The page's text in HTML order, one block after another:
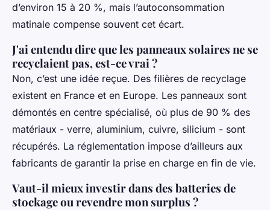
d’environ 15 à 20 %, mais l’autoconsommation
matinale compense souvent cet écart.
J'ai entendu dire que les panneaux solaires ne se
recyclaient pas, est-ce vrai ?
Non, c’est une idée reçue. Des filières de recyclage
existent en France et en Europe. Les panneaux sont
démontés en centre spécialisé, où plus de 90 % des
matériaux - verre, aluminium, cuivre, silicium - sont
récupérés. La réglementation impose d’ailleurs aux
fabricants de garantir la prise en charge en fin de vie.
Vaut-il mieux investir dans des batteries de
stockage ou revendre mon surplus ?